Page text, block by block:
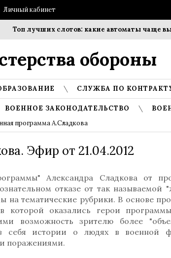
Личный кабинет
Топ лучших слотов: какие автоматы чаще
обороны
СЛУЖБА ПО
ВОЕННОЕ ЗАКОНОДАТЕЛЬСТВО
программа А.Сладкова
Эфир от 21.04.2012
Александра Сладкова от
отказе от так называемой
на тематические рубрики. В основе
которой оказались герои
возможность зрителю более
в себя истории о людях в военной
поражениями.